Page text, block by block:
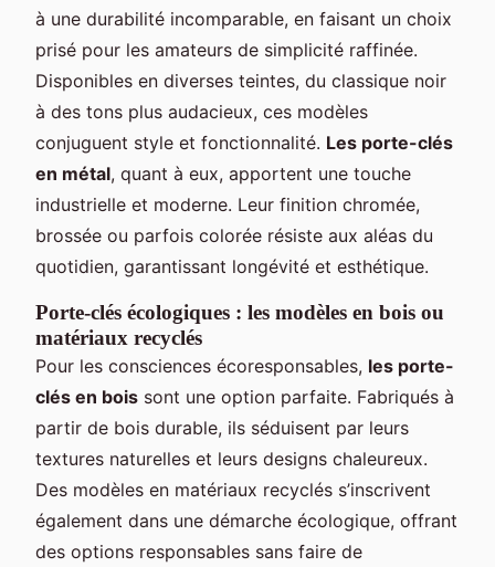
à une durabilité incomparable, en faisant un choix
prisé pour les amateurs de simplicité raffinée.
Disponibles en diverses teintes, du classique noir
à des tons plus audacieux, ces modèles
conjuguent style et fonctionnalité. Les porte-clés
en métal, quant à eux, apportent une touche
industrielle et moderne. Leur finition chromée,
brossée ou parfois colorée résiste aux aléas du
quotidien, garantissant longévité et esthétique.
Porte-clés écologiques : les modèles en bois ou
matériaux recyclés
Pour les consciences écoresponsables, les porte-
clés en bois sont une option parfaite. Fabriqués à
partir de bois durable, ils séduisent par leurs
textures naturelles et leurs designs chaleureux.
Des modèles en matériaux recyclés s’inscrivent
également dans une démarche écologique, offrant
des options responsables sans faire de